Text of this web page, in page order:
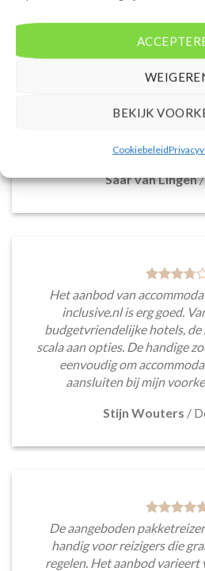
BEKIJK
Cookiebeleid
De website heeft een
accommodaties met
prijsklasse en aantal
time prijsinformatie en de
informatieve
Saar van Lingen
Het aanbod van
inclusive.nl is erg goed.
budgetvriendelijke hotels, de
scala aan opties. De handige
eenvoudig om
aansluiten bij mijn
Stijn Wouters /
De aangeboden
handig voor reizigers die
regelen. Het aanbod varieert